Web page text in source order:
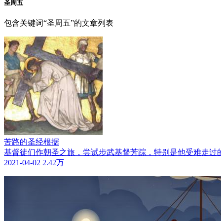
圣周五
包含关键词“圣周五”的文章列表
苦路的圣经根据
基督徒们作朝圣之旅，尝试步武基督芳踪，特别是他受难走过
2021-04-02 2.42万